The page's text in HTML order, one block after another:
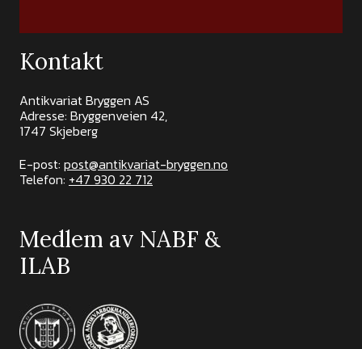
Kontakt
Antikvariat Bryggen AS
Adresse: Bryggenveien 42,
1747 Skjeberg
E-post: post@antikvariat-bryggen.no
Telefon: +47 930 22 712
Medlem av NABF &
ILAB